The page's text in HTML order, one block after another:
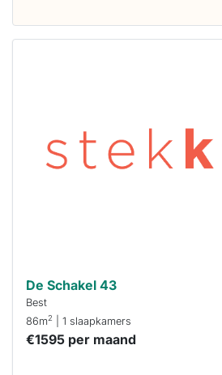
binnen 15
minuten
reageren.
Stekkies helpt
De Schakel 43
Best
86m2 | 1 slaapkamers
€1595 per maand